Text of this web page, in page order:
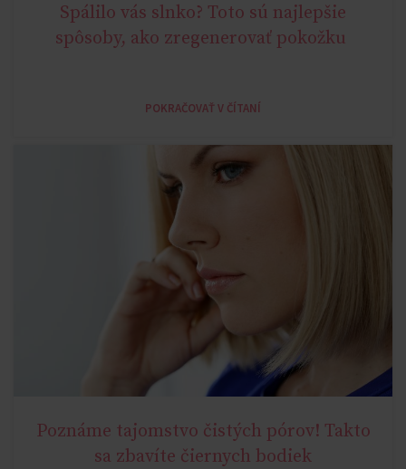
Spálilo vás slnko? Toto sú najlepšie
spôsoby, ako zregenerovať pokožku
POKRAČOVAŤ V ČÍTANÍ
YOUNG AGE
Poznáme tajomstvo čistých pórov! Takto
sa zbavíte čiernych bodiek